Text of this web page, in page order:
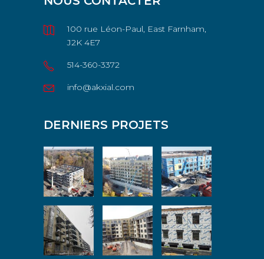
100 rue Léon-Paul, East Farnham,
J2K 4E7
514-360-3372
info@akxial.com
DERNIERS PROJETS